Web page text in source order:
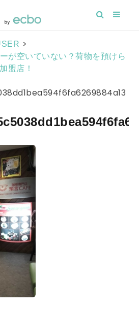
>
が空いていない？荷物を預けら
盟店！